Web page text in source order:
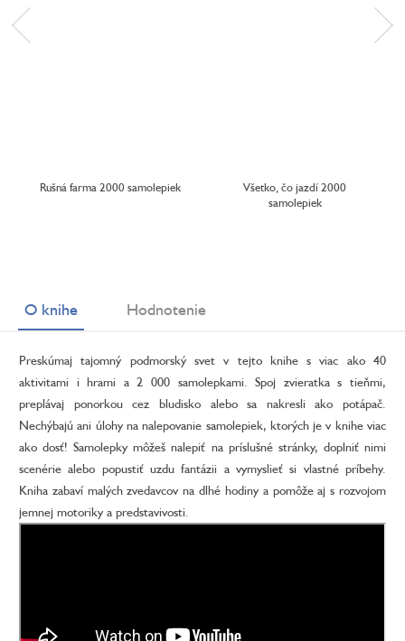
Rušná farma 2000 samolepiek
Všetko, čo jazdí 2000
samolepiek
O knihe Hodnotenie
Preskúmaj tajomný podmorský svet v tejto knihe s viac ako 40
aktivitami i hrami a 2 000 samolepkami. Spoj zvieratka s tieňmi,
preplávaj ponorkou cez bludisko alebo sa nakresli ako potápač.
Nechýbajú ani úlohy na nalepovanie samolepiek, ktorých je v knihe viac
ako dosť! Samolepky môžeš nalepiť na príslušné stránky, doplniť nimi
scenérie alebo popustiť uzdu fantázii a vymyslieť si vlastné príbehy.
Kniha zabaví malých zvedavcov na dlhé hodiny a pomôže aj s rozvojom
jemnej motoriky a predstavivosti.